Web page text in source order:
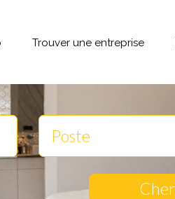
Trouver une entreprise